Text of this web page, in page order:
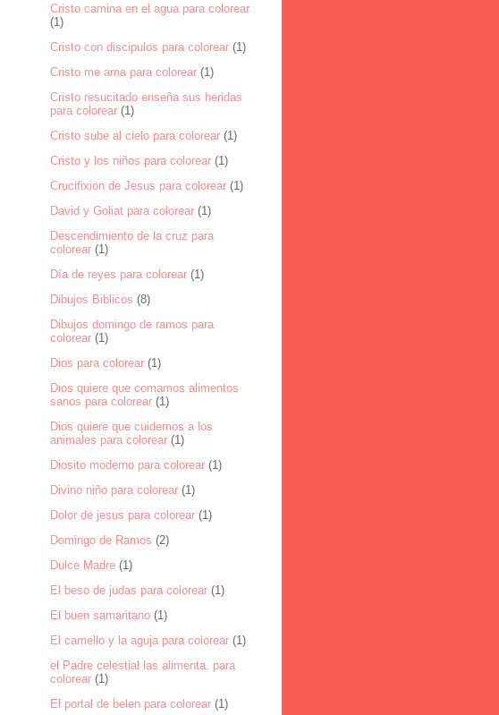
Cristo camina en el agua para colorear
(1)
Cristo con discipulos para colorear (1)
Cristo me ama para colorear (1)
Cristo resucitado enseña sus heridas
para colorear (1)
Cristo sube al cielo para colorear (1)
Cristo y los niños para colorear (1)
Crucifixion de Jesus para colorear (1)
David y Goliat para colorear (1)
Descendimiento de la cruz para
colorear (1)
Día de reyes para colorear (1)
Dibujos Biblicos (8)
Dibujos domingo de ramos para
colorear (1)
Dios para colorear (1)
Dios quiere que comamos alimentos
sanos para colorear (1)
Dios quiere que cuidemos a los
animales para colorear (1)
Diosito moderno para colorear (1)
Divino niño para colorear (1)
Dolor de jesus para colorear (1)
Domingo de Ramos (2)
Dulce Madre (1)
El beso de judas para colorear (1)
El buen samaritano (1)
El camello y la aguja para colorear (1)
el Padre celestial las alimenta. para
colorear (1)
El portal de belen para colorear (1)